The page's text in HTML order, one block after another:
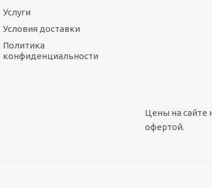
Услуги
Условия доставки
Политика
конфиденциальности
Цены на сайте
офертой.